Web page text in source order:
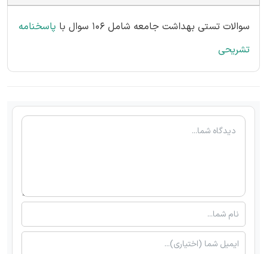
سوالات تستی بهداشت جامعه شامل 106 سوال با
پاسخنامه
تشریحی